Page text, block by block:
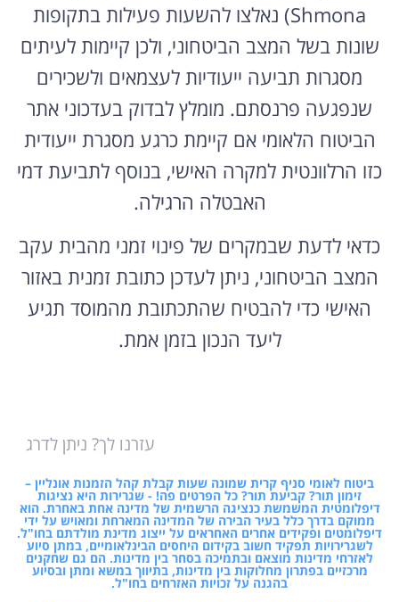
Shmona) נאלצו להשעות פעילות בתקופות
שונות בשל המצב הביטחוני, ולכן קיימות לעיתים
מסגרות תביעה ייעודיות לעצמאים ולשכירים
שנפגעה פרנסתם. מומלץ לבדוק בעדכוני אתר
הביטוח הלאומי אם קיימת כרגע מסגרת ייעודית
כזו הרלוונטית למקרה האישי, בנוסף לתביעת דמי
האבטלה הרגילה.
כדאי לדעת שבמקרים של פינוי זמני מהבית עקב
המצב הביטחוני, ניתן לעדכן כתובת זמנית באזור
האישי כדי להבטיח שהתכתובת מהמוסד תגיע
ליעד הנכון בזמן אמת.
עזרנו לך? ניתן לדרג
ביטוח לאומי סניף קרית שמונה שעות קבלת קהל הזמנות אונליין –
זימון תור? קביעת תור? כל הפרטים פה! - שגרירות היא נציגות
דיפלומטית המשמשת כנציגה הרשמית של מדינה אחת באחרת. הוא
ממוקם בדרך כלל בעיר הבירה של המדינה המארחת ומאויש על ידי
דיפלומטים ופקידים אחרים האחראים על ייצוג מדינת מולדתם בחו"ל.
לשגרירויות תפקיד חשוב בקידום היחסים הבינלאומיים, במתן סיוע
לאזרחי מדינות מוצאם ובתמיכה בסחר בין מדינות. הם גם שחקנים
מרכזיים בפתרון מחלוקות בין מדינות, בתיווך במשא ומתן ובסיוע
בהגנה על זכויות האזרחים בחו"ל.